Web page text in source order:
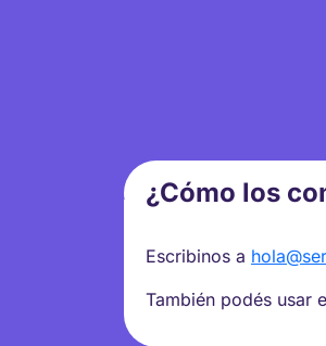
¿Cómo los
Escribinos a
También podés usar